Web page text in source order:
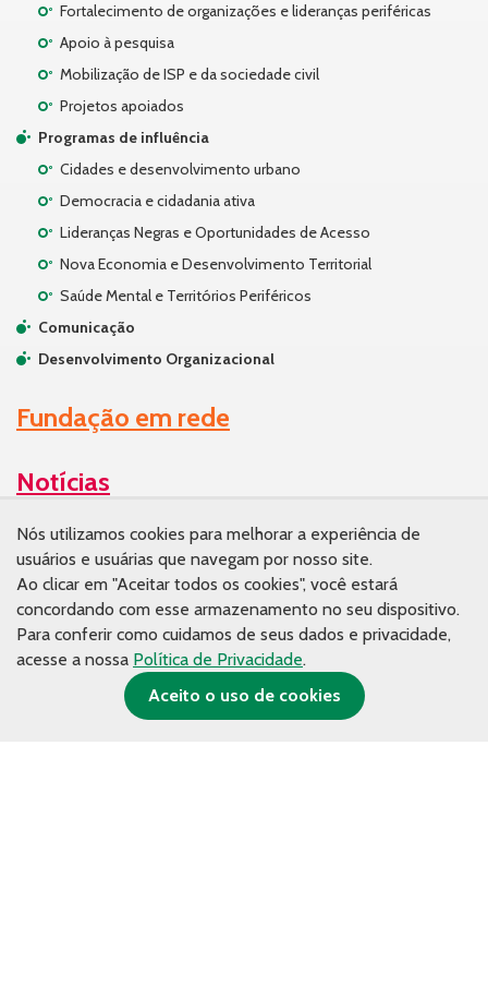
Fortalecimento de organizações e lideranças periféricas
Apoio à pesquisa
Mobilização de ISP e da sociedade civil
Projetos apoiados
Programas de influência
Cidades e desenvolvimento urbano
Democracia e cidadania ativa
Lideranças Negras e Oportunidades de Acesso
Nova Economia e Desenvolvimento Territorial
Saúde Mental e Territórios Periféricos
Comunicação
Desenvolvimento Organizacional
Fundação em rede
Notícias
Conhecimento
Publicações
Artigos
Materiais de estudo
Imprensa
Nós utilizamos cookies para melhorar a experiência de
usuários e usuárias que navegam por nosso site.
Ao clicar em "Aceitar todos os cookies", você estará
concordando com esse armazenamento no seu dispositivo.
Para conferir como cuidamos de seus dados e privacidade,
acesse a nossa Política de Privacidade.
Aceito o uso de cookies